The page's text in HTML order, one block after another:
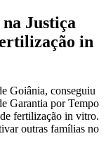
Justiça
in
Goiânia, conseguiu
Garantia por Tempo
fertilização in vitro.
outras famílias no